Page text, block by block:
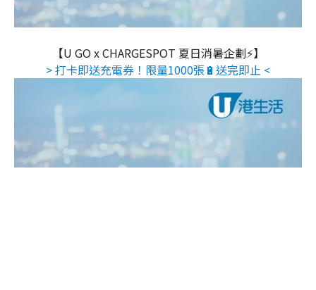
【U GO x CHARGESPOT 夏日消暑企劃⚡】
> 打卡即送充電券！限量1000張🔋送完即止 <